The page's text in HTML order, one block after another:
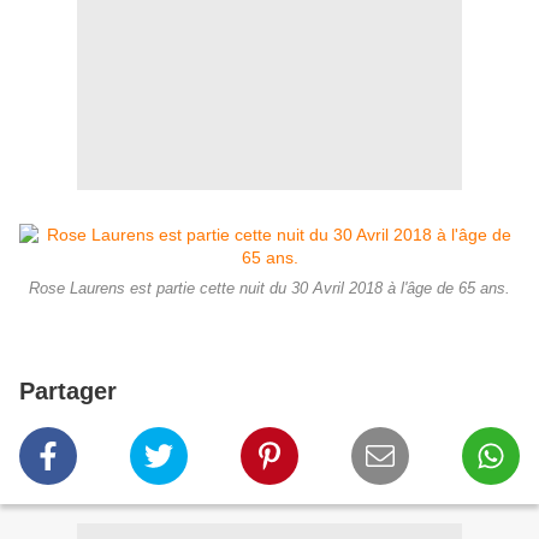
Rose Laurens est partie cette nuit du 30 Avril 2018 à l'âge de 65 ans.
Partager